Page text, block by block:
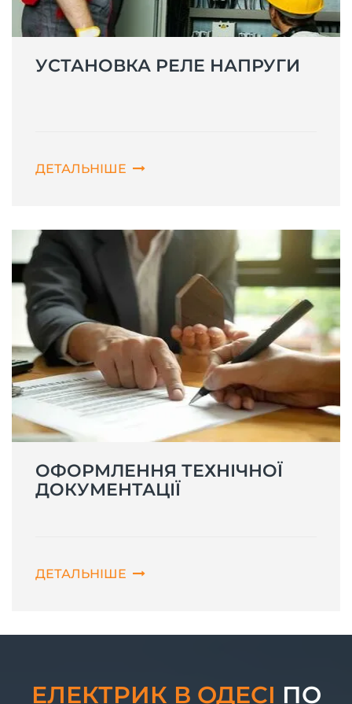
УСТАНОВКА РЕЛЕ НАПРУГИ
ДЕТАЛЬНІШЕ
ОФОРМЛЕННЯ ТЕХНІЧНОЇ
ДОКУМЕНТАЦІЇ
ДЕТАЛЬНІШЕ
ЕЛЕКТРИК В ОДЕСІ ПО